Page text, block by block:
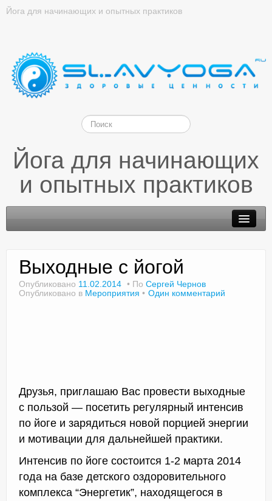
Йога для начинающих и опытных практиков
Йога для начинающих
и опытных практиков
Йога для начинающих
Триггерные точки
Контакты
Выходные с йогой
Опубликовано 11.02.2014 По Сергей Чернов
Опубликовано в Мероприятия Один комментарий
Друзья, приглашаю Вас провести выходные
с пользой — посетить регулярный интенсив
по йоге и зарядиться новой порцией энергии
и мотивации для дальнейшей практики.
Интенсив по йоге состоится 1-2 марта 2014
года на базе детского оздоровительного
комплекса “Энергетик”, находящегося в